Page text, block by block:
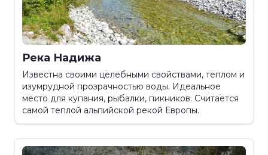
Река Надижа
Известна своими целебными свойствами, теплом и
изумрудной прозрачностью воды. Идеальное
место для купания, рыбалки, пикников. Считается
самой теплой альпийской рекой Европы.